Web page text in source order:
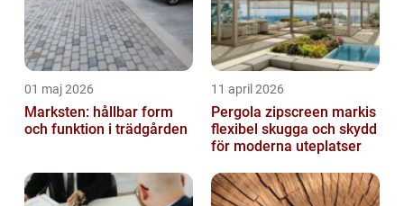
01 maj 2026
Marksten: hållbar form
och funktion i trädgården
11 april 2026
Pergola zipscreen markis
flexibel skugga och skydd
för moderna uteplatser